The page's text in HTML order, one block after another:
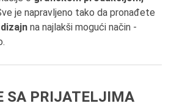
je napravljeno tako da pronađete
na najlakši mogući način -
SA PRIJATELJIMA